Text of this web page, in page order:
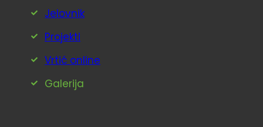
Jelovnik
Projekti
Vrtić online
Galerija